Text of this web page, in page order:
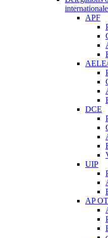
APF
DCE
UIP
AP